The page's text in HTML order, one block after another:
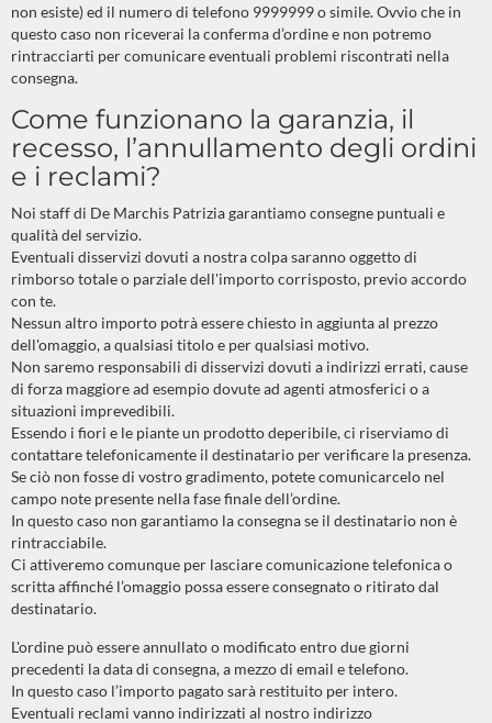
non esiste) ed il numero di telefono 9999999 o simile. Ovvio che in
questo caso non riceverai la conferma d’ordine e non potremo
rintracciarti per comunicare eventuali problemi riscontrati nella
consegna.
Come funzionano la garanzia, il
recesso, l’annullamento degli ordini
e i reclami?
Noi staff di De Marchis Patrizia garantiamo consegne puntuali e
qualità del servizio.
Eventuali disservizi dovuti a nostra colpa saranno oggetto di
rimborso totale o parziale dell'importo corrisposto, previo accordo
con te.
Nessun altro importo potrà essere chiesto in aggiunta al prezzo
dell'omaggio, a qualsiasi titolo e per qualsiasi motivo.
Non saremo responsabili di disservizi dovuti a indirizzi errati, cause
di forza maggiore ad esempio dovute ad agenti atmosferici o a
situazioni imprevedibili.
Essendo i fiori e le piante un prodotto deperibile, ci riserviamo di
contattare telefonicamente il destinatario per verificare la presenza.
Se ciò non fosse di vostro gradimento, potete comunicarcelo nel
campo note presente nella fase finale dell’ordine.
In questo caso non garantiamo la consegna se il destinatario non è
rintracciabile.
Ci attiveremo comunque per lasciare comunicazione telefonica o
scritta affinché l’omaggio possa essere consegnato o ritirato dal
destinatario.
L'ordine può essere annullato o modificato entro due giorni
precedenti la data di consegna, a mezzo di email e telefono.
In questo caso l’importo pagato sarà restituito per intero.
Eventuali reclami vanno indirizzati al nostro indirizzo